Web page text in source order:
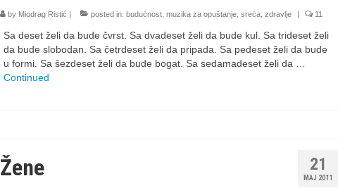
by Miodrag Ristić | posted in: budućnost, muzika za opuštanje, sreća, zdravlje | 11
Sa deset želi da bude čvrst. Sa dvadeset želi da bude kul. Sa trideset želi
da bude slobodan. Sa četrdeset želi da pripada. Sa pedeset želi da bude
u formi. Sa šezdeset želi da bude bogat. Sa sedamadeset želi da …
Continued
21
MAJ 2011
Žene